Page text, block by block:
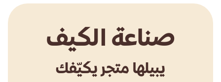
صناعة الكيف
يبيلها متجر يكيّفك